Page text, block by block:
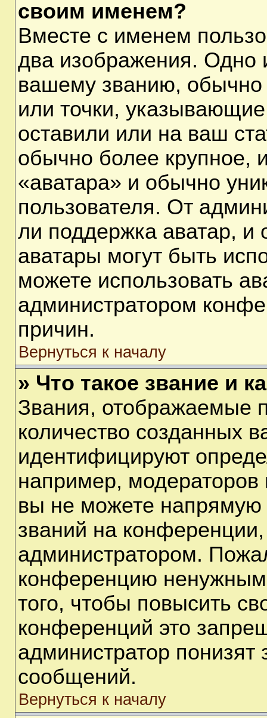
своим именем?
Вместе с именем
два изображения. Одно
вашему званию, обычно
или точки,
оставили или на ваш
обычно более крупное,
«аватара» и обычно
пользователя. От
ли поддержка аватар, и
аватары могут быть
можете использовать
администратором
причин.
Вернуться к началу
» Что такое звание и
Звания, отображаемые
количество созданных
идентифицируют
например,
вы не можете напрямую
званий на
администратором.
конференцию
того, чтобы повысить
конференций это
администратор понизят
сообщений.
Вернуться к началу